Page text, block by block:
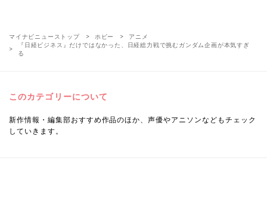
マイナビニューストップ ホビー
アニメ
『日経ビジネス』だけではなかった、日経総力戦で挑むガンダム企画が本気すぎ
る
このカテゴリーについて
新作情報・編集部おすすめ作品のほか、声優やアニソンなどもチェック
していきます。